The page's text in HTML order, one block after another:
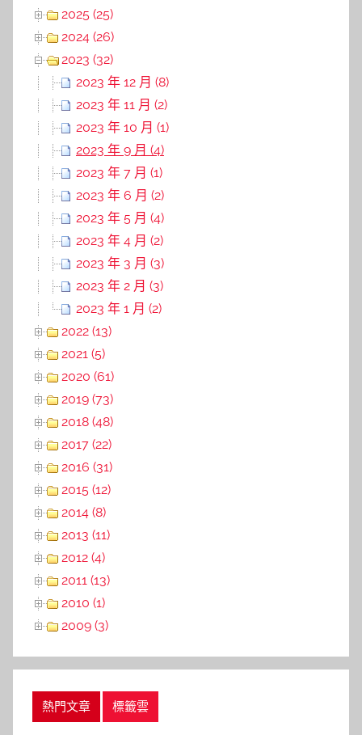
2025 (25)
2024 (26)
2023 (32)
2023 年 12 月 (8)
2023 年 11 月 (2)
2023 年 10 月 (1)
2023 年 9 月 (4)
2023 年 7 月 (1)
2023 年 6 月 (2)
2023 年 5 月 (4)
2023 年 4 月 (2)
2023 年 3 月 (3)
2023 年 2 月 (3)
2023 年 1 月 (2)
2022 (13)
2021 (5)
2020 (61)
2019 (73)
2018 (48)
2017 (22)
2016 (31)
2015 (12)
2014 (8)
2013 (11)
2012 (4)
2011 (13)
2010 (1)
2009 (3)
熱門文章 標籤雲